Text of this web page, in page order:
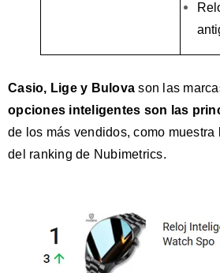
Casio, Lige y Bulova son las
opciones inteligentes son las
de los más vendidos, como muestra
del ranking de Nubimetrics.